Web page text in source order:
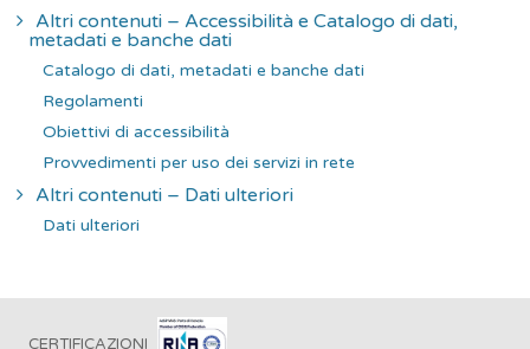
Altri contenuti – Accessibilità e Catalogo di dati,
metadati e banche dati
Catalogo di dati, metadati e banche dati
Regolamenti
Obiettivi di accessibilità
Provvedimenti per uso dei servizi in rete
Altri contenuti – Dati ulteriori
Dati ulteriori
CERTIFICAZIONI